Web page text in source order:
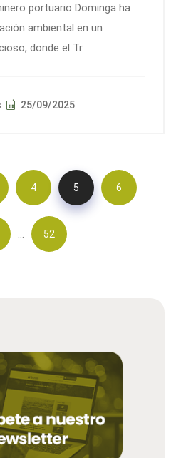
portuario Dominga ha
ambiental en un
donde el Tr
25/09/2025
4 5 6
… 52